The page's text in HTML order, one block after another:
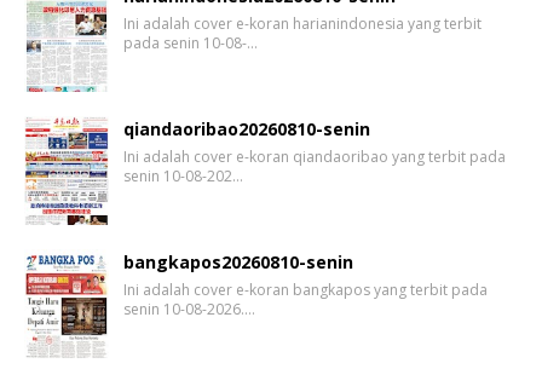
Ini adalah cover e-koran harianindonesia yang terbit
pada senin 10-08-…
qiandaoribao20260810-senin
Ini adalah cover e-koran qiandaoribao yang terbit pada
senin 10-08-202…
bangkapos20260810-senin
Ini adalah cover e-koran bangkapos yang terbit pada
senin 10-08-2026.…